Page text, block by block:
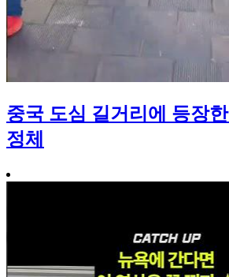
중국 도심 길거리에 등장한
정체